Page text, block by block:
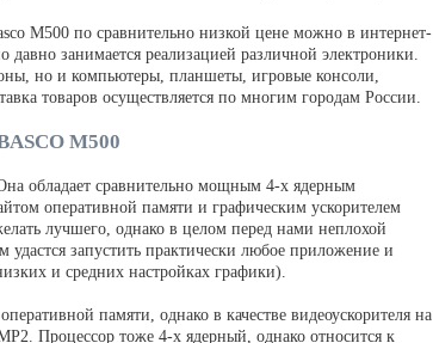
M500 по сравнительно низкой цене можно в интернет-
давно занимается реализацией различной электроники.
но и компьютеры, планшеты, игровые консоли,
товаров осуществляется по многим городам России.
M500
обладает сравнительно мощным 4-х ядерным
оперативной памяти и графическим ускорителем
лучшего, однако в целом перед нами неплохой
удастся запустить практически любое приложение и
и средних настройках графики).
памяти, однако в качестве видеоускорителя на
Процессор тоже 4-х ядерный, однако относится к